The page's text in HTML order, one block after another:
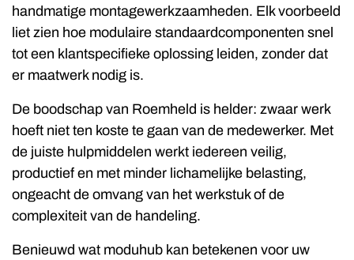
handmatige montagewerkzaamheden. Elk voorbeeld
liet zien hoe modulaire standaardcomponenten snel
tot een klantspecifieke oplossing leiden, zonder dat
er maatwerk nodig is.
De boodschap van Roemheld is helder: zwaar werk
hoeft niet ten koste te gaan van de medewerker. Met
de juiste hulpmiddelen werkt iedereen veilig,
productief en met minder lichamelijke belasting,
ongeacht de omvang van het werkstuk of de
complexiteit van de handeling.
Benieuwd wat moduhub kan betekenen voor uw